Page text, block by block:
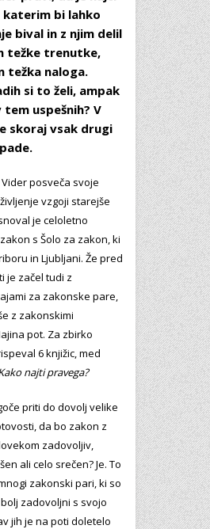
katerim bi lahko
bival in z njim delil
težke trenutke,
težka naloga.
si to želi, ampak
uspešnih? V
skoraj vsak drugi
Vider posveča svoje
vzgoji starejše
je celoletno
s Šolo za zakon, ki
in Ljubljani. Že pred
je začel tudi z
za zakonske pare,
z zakonskimi
pot. Za zbirko
6 knjižic, med
najti pravega?
priti do dovolj velike
da bo zakon z
zadovoljiv,
ali celo srečen? Je. To
zakonski pari, ki so
zadovoljni s svojo
jih je na poti doletelo